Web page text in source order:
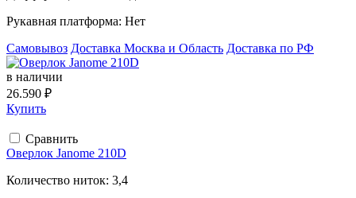
Рукавная платформа: Нет
Самовывоз Доставка Москва и Область Доставка по РФ
в наличии
26.590 ₽
Купить
Сравнить
Оверлок Janome 210D
Количество ниток: 3,4